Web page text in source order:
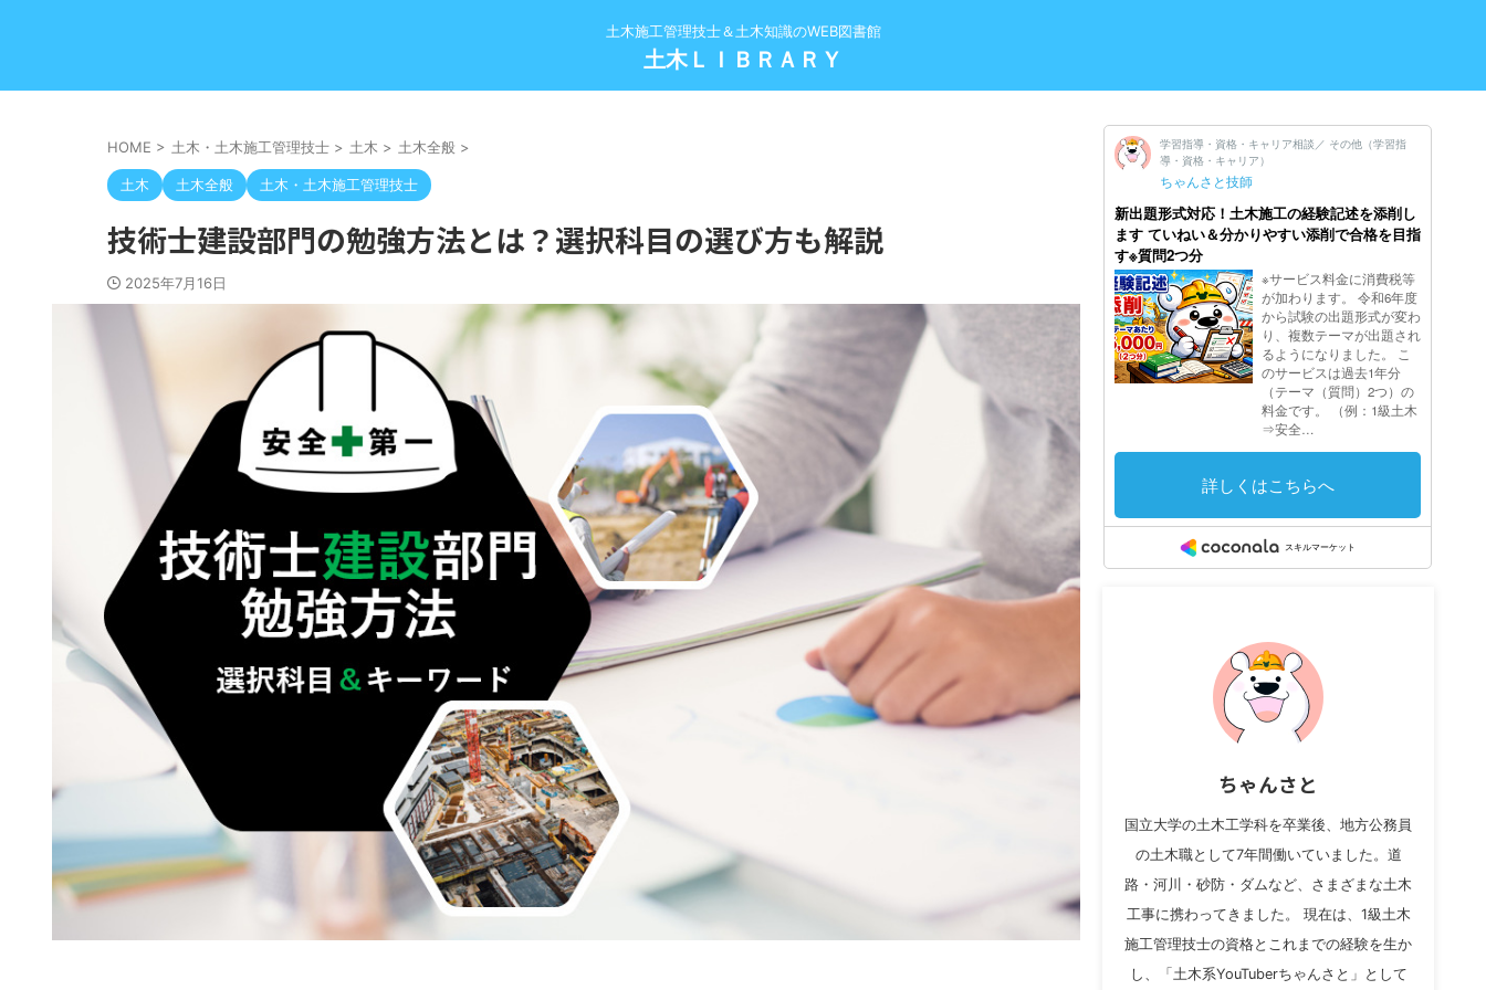
土木施工管理技士＆土木知識のWEB図書館
土木ＬＩＢＲＡＲＹ
HOME > 土木・土木施工管理技士 > 土木 > 土木全般 >
土木 土木全般 土木・土木施工管理技士
技術士建設部門の勉強方法とは？選択科目の選び方も解説
2025年7月16日
ちゃんさと
国立大学の土木工学科を卒業後、地方公務員
の土木職として7年間働いていました。道
路・河川・砂防・ダムなど、さまざまな土木
工事に携わってきました。 現在は、1級土木
施工管理技士の資格とこれまでの経験を生か
し、「土木系YouTuberちゃんさと」として